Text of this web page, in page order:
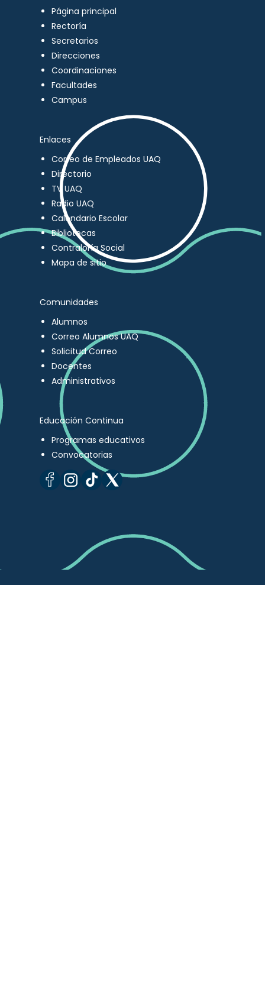
Página principal
Rectoría
Secretarios
Direcciones
Coordinaciones
Facultades
Campus
Enlaces
Correo de Empleados UAQ
Directorio
TV UAQ
Radio UAQ
Calendario Escolar
Bibliotecas
Contraloría Social
Mapa de sitio
Comunidades
Alumnos
Correo Alumnos UAQ
Solicitud Correo
Docentes
Administrativos
Educación Continua
Programas educativos
Convocatorias